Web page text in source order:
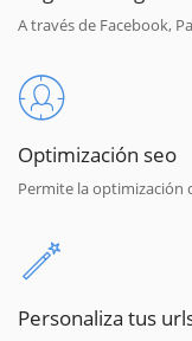
A través de Facebook,
Optimización seo
Permite la optimización
Personaliza tus